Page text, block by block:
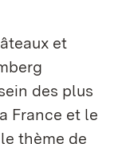
et
des plus
France et le
thème de